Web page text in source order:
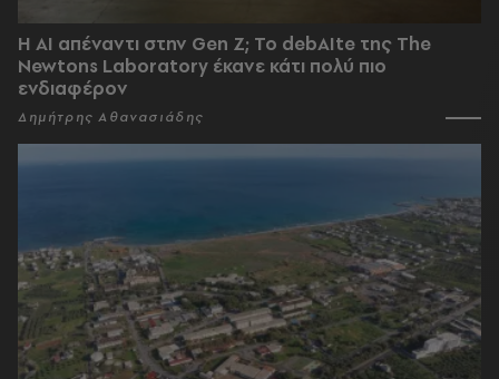
Η AI απέναντι στην Gen Z; Το debAIte της The
Newtons Laboratory έκανε κάτι πολύ πιο
ενδιαφέρον
Δημήτρης Αθανασιάδης